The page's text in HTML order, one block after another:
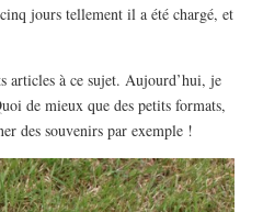
jours tellement il a été chargé, et
articles à ce sujet. Aujourd’hui, je
de mieux que des petits formats,
des souvenirs par exemple !